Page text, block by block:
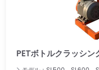
PETボトルクラッシン